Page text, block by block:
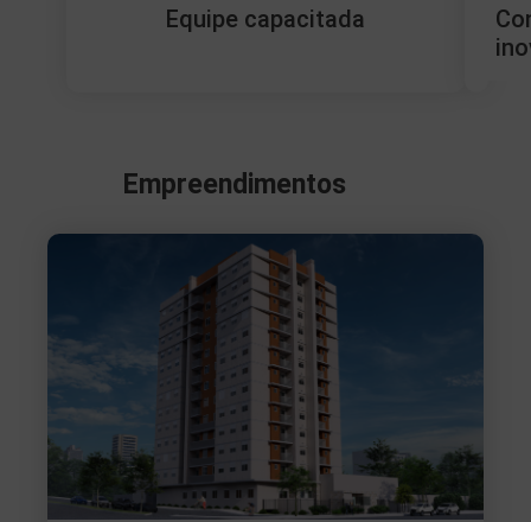
Equipe capacitada
Empreendimentos